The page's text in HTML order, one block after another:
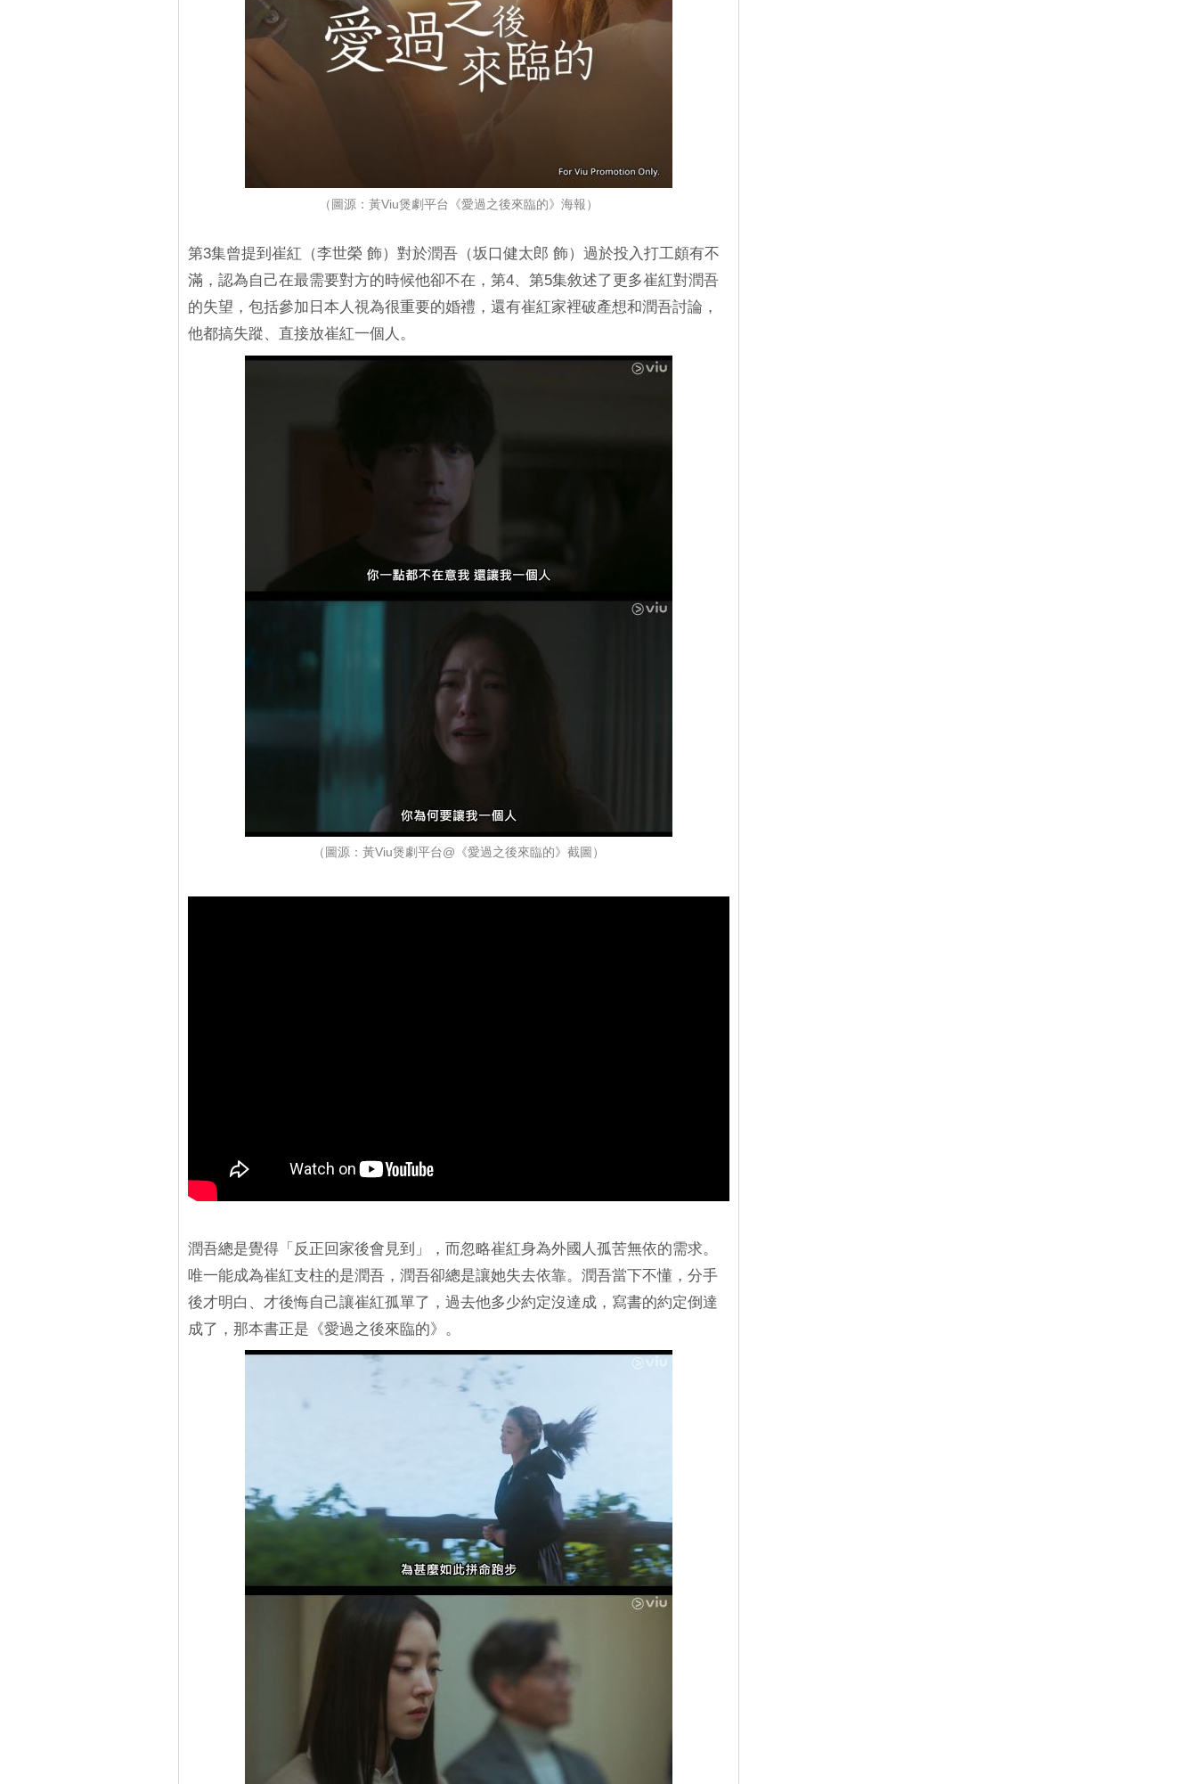
（圖源：黃Viu煲劇平台《愛過之後來臨的》海報）
第3集曾提到崔紅（李世榮 飾）對於潤吾（坂口健太郎 飾）過於投入打工頗有不
滿，認為自己在最需要對方的時候他卻不在，第4、第5集敘述了更多崔紅對潤吾
的失望，包括參加日本人視為很重要的婚禮，還有崔紅家裡破產想和潤吾討論，
他都搞失蹤、直接放崔紅一個人。
（圖源：黃Viu煲劇平台@《愛過之後來臨的》截圖）
潤吾總是覺得「反正回家後會見到」，而忽略崔紅身為外國人孤苦無依的需求。
唯一能成為崔紅支柱的是潤吾，潤吾卻總是讓她失去依靠。潤吾當下不懂，分手
後才明白、才後悔自己讓崔紅孤單了，過去他多少約定沒達成，寫書的約定倒達
成了，那本書正是《愛過之後來臨的》。